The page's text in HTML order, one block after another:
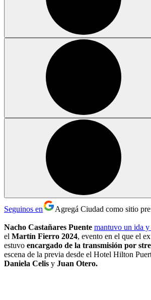
Seguinos en Agregá Ciudad como sitio
Nacho Castañares Puente mantuvo un ida y
el Martín Fierro 2024, evento en el que el
estuvo encargado de la transmisión por
escena de la previa desde el Hotel Hilton
Daniela Celis y Juan Otero.